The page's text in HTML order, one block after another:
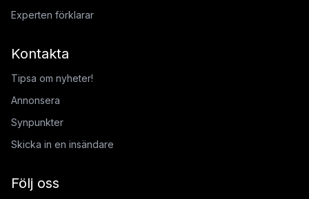
Experten förklarar
Kontakta
Tipsa om nyheter!
Annonsera
Synpunkter
Skicka in en insändare
Följ oss